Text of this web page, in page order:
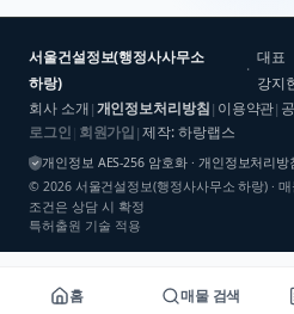
서울건설정보(행정사사무소
하랑)
·
대표
강지
회사 소개 | 개인정보처리방침 | 이용약관|
로그인 회원가입 |제작: 하랑랩스
개인정보 AES-256 암호화 · 개인정보처리방
© 2026 서울건설정보(행정사사무소 하랑) ·
조건은 상담 시 확정
특허출원 기술 적용
홈 매물 검색